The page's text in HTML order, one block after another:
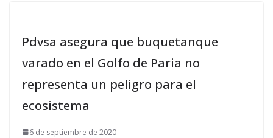
Pdvsa asegura que buquetanque
varado en el Golfo de Paria no
representa un peligro para el
ecosistema
6 de septiembre de 2020